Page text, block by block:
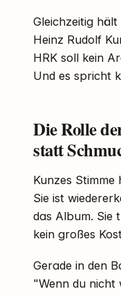
Gleichzeitig
Heinz Rudolf
HRK soll kein
Und es spricht
Die Rolle
statt
Kunzes
Sie ist
das Album. Sie
kein großes
Gerade in den
"Wenn du nicht